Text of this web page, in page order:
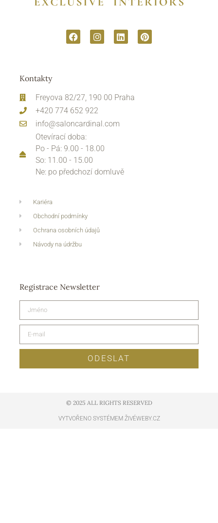
Kontakty
Freyova 82/27, 190 00 Praha
+420 774 652 922
info@saloncardinal.com
Otevírací doba:
Po - Pá: 9.00 - 18.00
So: 11.00 - 15.00
Ne: po předchozí domluvě
Kariéra
Obchodní podmínky
Ochrana osobních údajů
Návody na údržbu
Registrace Newsletter
ODESLAT
© 2025 ALL RIGHTS RESERVED​
VYTVOŘENO SYSTÉMEM ŽIVÉWEBY.CZ